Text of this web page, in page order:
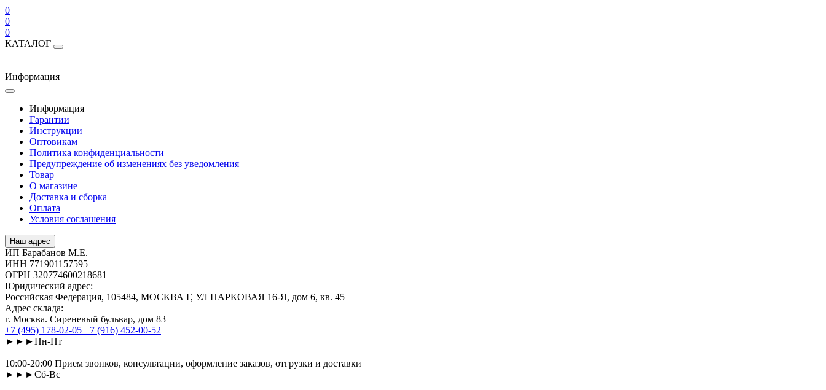
0
0
0
КАТАЛОГ
Информация
Информация
Гарантии
Инструкции
Оптовикам
Политика конфиденциальности
Предупреждение об изменениях без уведомления
Товар
О магазине
Доставка и сборка
Оплата
Условия соглашения
Наш адрес
ИП Барабанов М.Е.
ИНН 771901157595
ОГРН 320774600218681
Юридический адрес:
Российская Федерация, 105484, МОСКВА Г, УЛ ПАРКОВАЯ 16-Я, дом 6, кв. 45
Адрес склада:
г. Москва. Сиреневый бульвар, дом 83
+7 (495) 178-02-05 +7 (916) 452-00-52
►►►Пн-Пт
10:00-20:00 Прием звонков, консультации, оформление заказов, отгрузки и доставки
►►►Сб-Вс